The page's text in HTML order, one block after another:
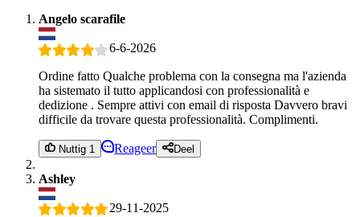
Angelo scarafile
6-6-2026
Ordine fatto Qualche problema con la consegna ma l'azienda
ha sistemato il tutto applicandosi con professionalità e
dedizione . Sempre attivi con email di risposta Davvero bravi
difficile da trovare questa professionalità. Complimenti.
Nuttig 1 Reageer Deel
Ashley
29-11-2025